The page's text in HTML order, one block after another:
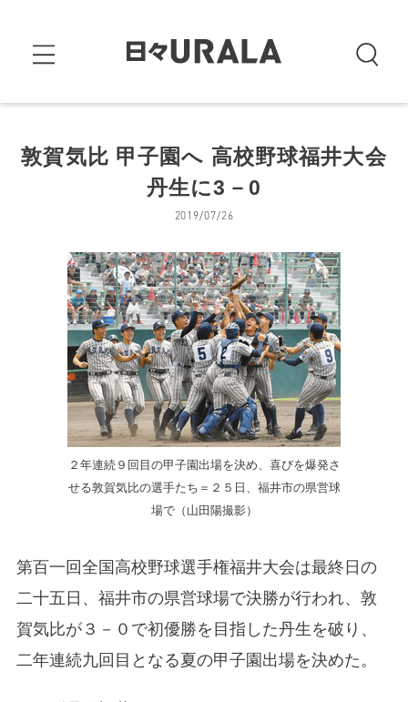
敦賀気比 甲子園へ 高校野球福井大会
丹生に3－0
2019/07/26
２年連続９回目の甲子園出場を決め、喜びを爆発さ
せる敦賀気比の選手たち＝２５日、福井市の県営球
場で（山田陽撮影）
第百一回全国高校野球選手権福井大会は最終日の
二十五日、福井市の県営球場で決勝が行われ、敦
賀気比が３－０で初優勝を目指した丹生を破り、
二年連続九回目となる夏の甲子園出場を決めた。